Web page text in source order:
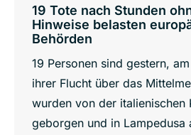
19 Tote nach Stunden
Hinweise belasten
Behörden
19 Personen sind gestern,
ihrer Flucht über das
wurden von der italienischen
geborgen und in Lampedusa